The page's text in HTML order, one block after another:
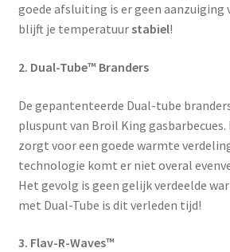
goede afsluiting is er geen aanzuiging
blijft je temperatuurstabiel!
2. Dual-Tube™ Branders
De gepantenteerde Dual-tube
pluspunt van Broil King
zorgt voor een goede warmte
technologie komt er niet overal
Het gevolg is geen gelijk verdeelde
met Dual-Tube is dit verleden tijd!
3. Flav-R-Waves™